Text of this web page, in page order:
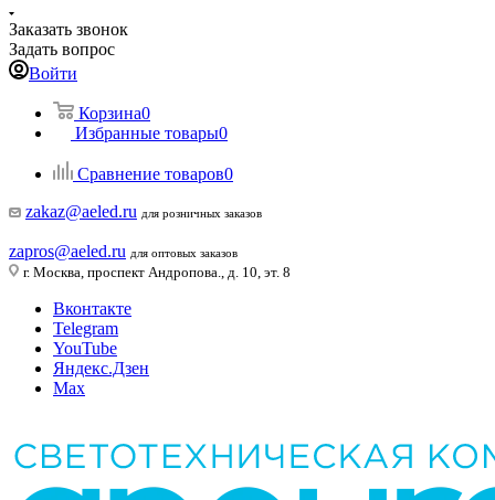
Заказать звонок
Задать вопрос
Войти
Корзина0
Избранные товары0
Сравнение товаров0
zakaz@aeled.ru для розничных заказов
zapros@aeled.ru для оптовых заказов
г. Москва, проспект Андропова., д. 10, эт. 8
Вконтакте
Telegram
YouTube
Яндекс.Дзен
Max